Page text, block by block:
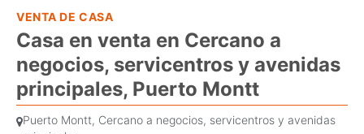
VENTA DE CASA
Casa en venta en Cercano a
negocios, servicentros y avenidas
principales, Puerto Montt
Puerto Montt, Cercano a negocios, servicentros y avenidas